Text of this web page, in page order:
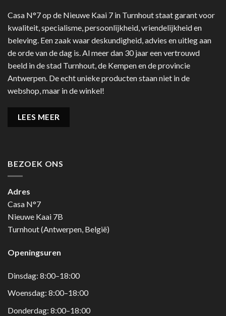
Casa N°7 op de Nieuwe Kaai 7 in Turnhout staat garant voor
kwaliteit, specialisme, persoonlijkheid, vriendelijkheid en
beleving. Een zaak waar deskundigheid, advies en uitleg aan
de orde van de dag is. Al meer dan 30 jaar een vertrouwd
beeld in de stad Turnhout, de Kempen en de provincie
Antwerpen. De echt unieke producten staan niet in de
webshop, maar in de winkel!
LEES MEER
BEZOEK ONS
Adres
Casa N°7
Nieuwe Kaai 7B
Turnhout (Antwerpen, België)
Openingsuren
Dinsdag: 8:00–18:00
Woensdag: 8:00–18:00
Donderdag: 8:00–18:00